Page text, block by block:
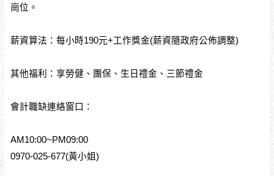
崗位。
薪資算法：每小時190元+工作獎金(薪資隨政府公佈調整)
其他福利：享勞健、團保、生日禮金、三節禮金
會計職缺連絡窗口：
AM10:00~PM09:00
0970-025-677(黃小姐)